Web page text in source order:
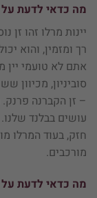
מה כדאי לדעת על
יינות מרלו זהו זן
רך ומזמין, והוא
אתם לא טועמי יין
סוביניון,
– זן הקברנה
עושים בבלנד
חזק, בעוד המרלו
מורכבים.
מה כדאי לדעת על